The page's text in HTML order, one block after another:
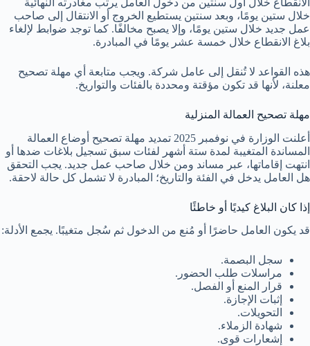
خلال ستين يومًا، وبعد سنتين يستطيع الخروج أو الانتقال إلى صاحب
عمل جديد خلال ستين يومًا، وإلا يصبح مخالفًا. كما توجد ضوابط لإلغاء
بلاغ الانقطاع خلال خمسة عشر يومًا في المبادرة.
هذه القواعد لا تُنقل إلى عامل شركة. ويجب متابعة أي مهلة تصحيح
معلنة، لأنها قد تكون مؤقتة ومحددة بالفئات والتواريخ.
مهلة تصحيح العمالة المنزلية
أعلنت الوزارة في نوفمبر 2025 تمديد مهلة تصحيح أوضاع العمالة
المساندة المتغيبة لمدة ستة أشهر لفئات سبق تسجيل بلاغات ضدها أو
انتهت إقاماتها، عبر مساند ومن خلال صاحب عمل جديد. يجب التحقق
هل العامل يدخل في الفئة والتاريخ؛ المبادرة لا تشمل كل حالة لاحقة.
إذا كان البلاغ كيديًا أو خاطئًا
قد يكون العامل حاضرًا أو مُنع من الدخول ثم سُجل متغيبًا. يجمع الأدلة:
سجل البصمة.
مراسلات طلب الحضور.
قرار المنع أو الفصل.
إثبات الإجازة.
التحويلات.
شهادة الزملاء.
إشعارات قوى.